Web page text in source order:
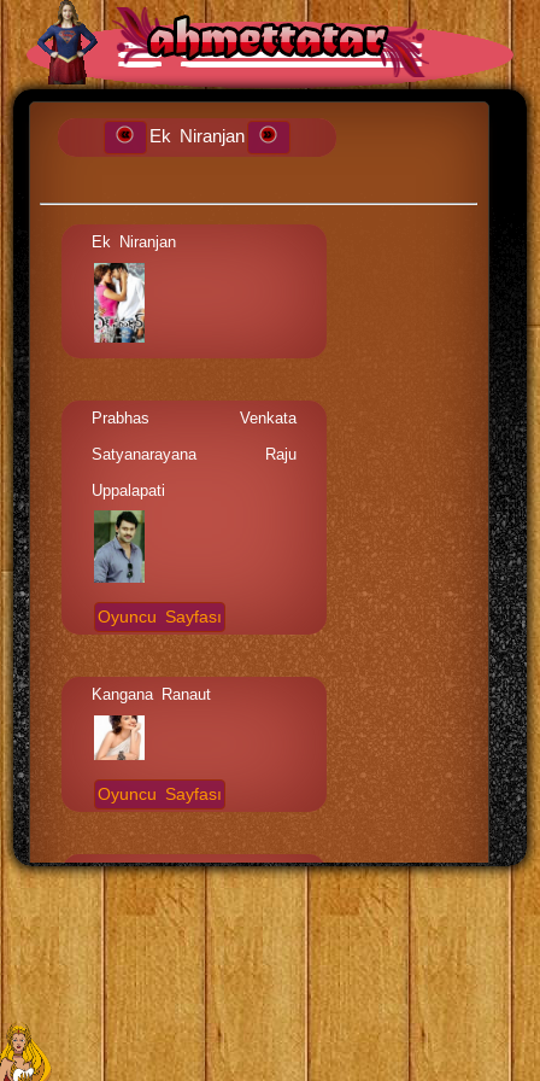
Ek Niranjan
Ek Niranjan
Prabhas Venkata
Satyanarayana Raju
Uppalapati
Oyuncu Sayfası
Kangana Ranaut
Oyuncu Sayfası
Venu Madhav
Oyuncu Sayfası
Brahmanandam Kanneganti